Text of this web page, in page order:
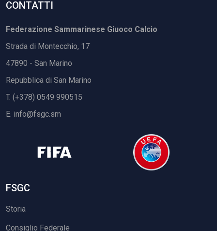
CONTATTI
Federazione Sammarinese Giuoco Calcio
Strada di Montecchio, 17
47890 - San Marino
Repubblica di San Marino
T. (+378) 0549 990515
E. info@fsgc.sm
FSGC
Storia
Consiglio Federale